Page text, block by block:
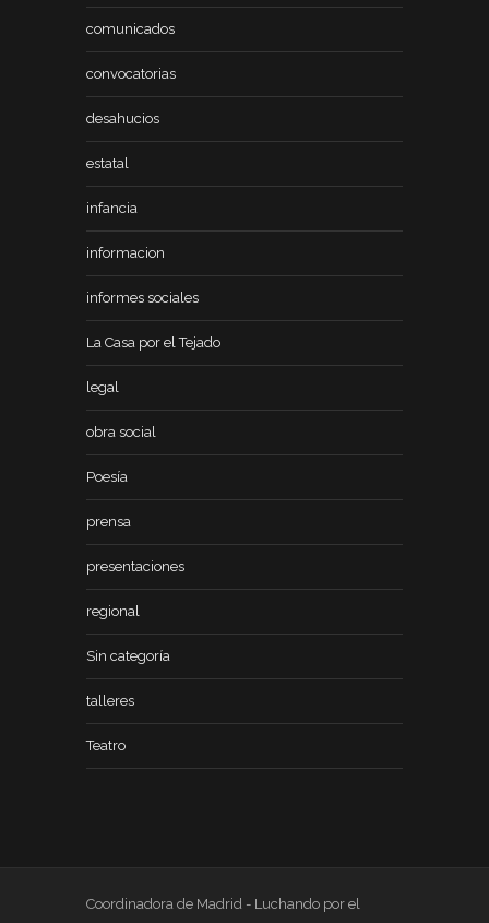
comunicados
convocatorias
desahucios
estatal
infancia
informacion
informes sociales
La Casa por el Tejado
legal
obra social
Poesía
prensa
presentaciones
regional
Sin categoría
talleres
Teatro
Coordinadora de Madrid - Luchando por el